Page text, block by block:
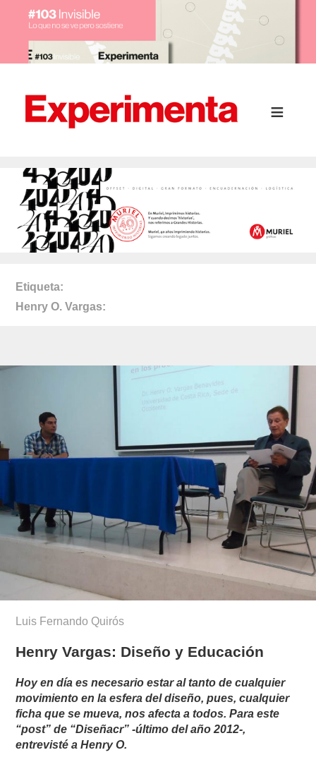
Etiqueta
Henry O. Vargas
Luis Fernando Quirós
Henry Vargas: Diseño y Educación
Hoy en día es necesario estar al tanto de cualquier
movimiento en la esfera del diseño, pues, cualquier
ficha que se mueva, nos afecta a todos. Para este
“post” de “Diseñacr” -último del año 2012-,
entrevisté a Henry O.